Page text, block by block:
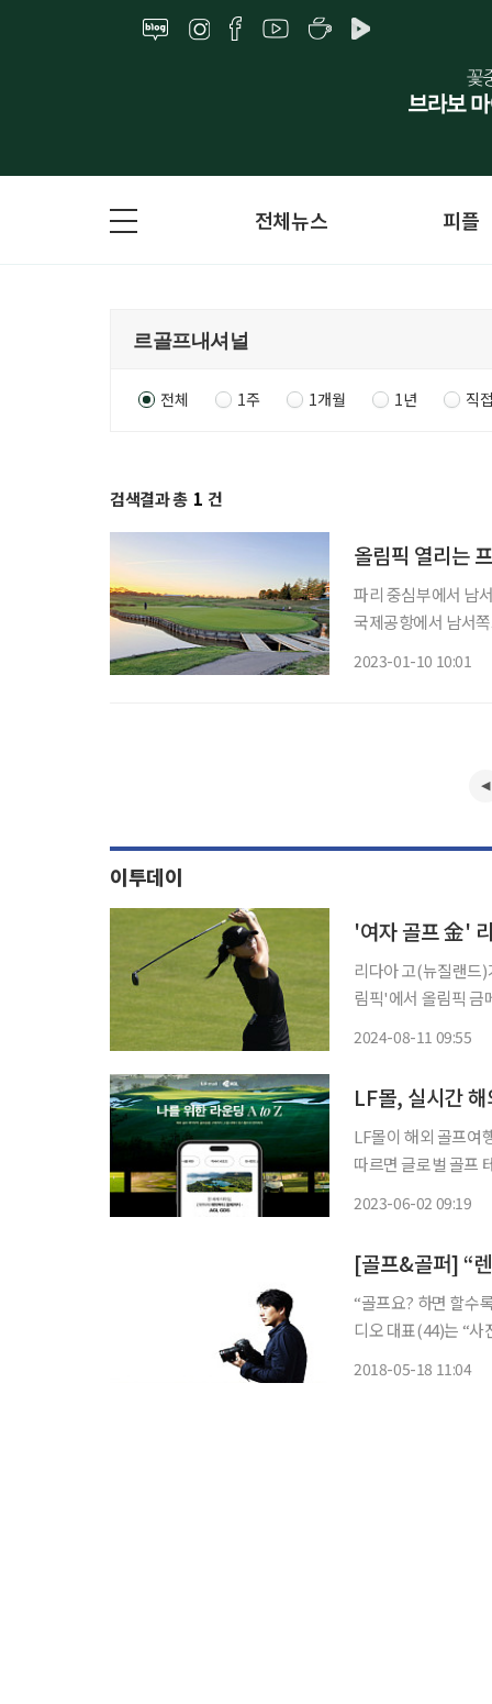
전체뉴스 피플
전체 1주 1개월 1년 직
검색결과 총 1 건
올림픽 열리는
파리 중심부에서 남
국제공항에서 남서
2023-01-10 10:01
이투데이
리다아 고(뉴질랜드
림픽'에서 올림픽 금
2024-08-11 09:55
LF몰, 실시간
LF몰이 해외 골프여행
따르면 글로벌 골프 테크 기업
2023-06-02 09:19
“골프요? 하면 할수
디오 대표(44)는 “사
2018-05-18 11:04